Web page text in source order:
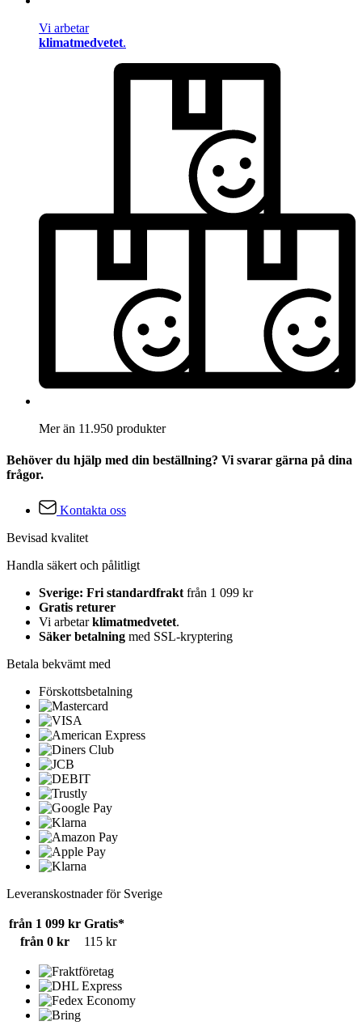
Vi arbetar
klimatmedvetet.
Mer än 11.950 produkter
Behöver du hjälp med din beställning? Vi svarar gärna på dina
frågor.
Kontakta oss
Bevisad kvalitet
Handla säkert och pålitligt
Sverige: Fri standardfrakt från 1 099 kr
Gratis returer
Vi arbetarklimatmedvetet.
Säker betalning med SSL-kryptering
Betala bekvämt med
Förskottsbetalning
Leveranskostnader för Sverige
från 1 099 kr Gratis*
från 0 kr
115 kr